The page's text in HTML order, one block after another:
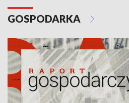
GOSPODARKA